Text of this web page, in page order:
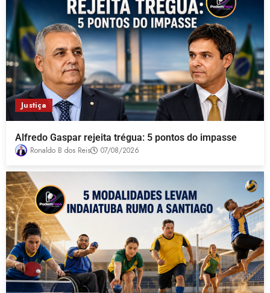
Justiça
Alfredo Gaspar rejeita trégua: 5 pontos do impasse
Ronaldo B dos Reis 07/08/2026